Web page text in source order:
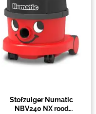
Stofzuiger Numatic
NBV240 NX rood